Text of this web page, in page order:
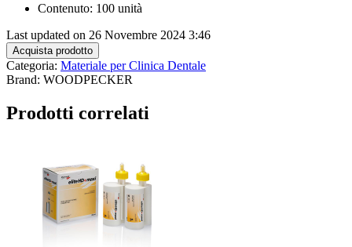
Contenuto: 100 unità
Last updated on 26 Novembre 2024 3:46
Acquista prodotto
Categoria: Materiale per Clinica Dentale
Brand: WOODPECKER
Prodotti correlati